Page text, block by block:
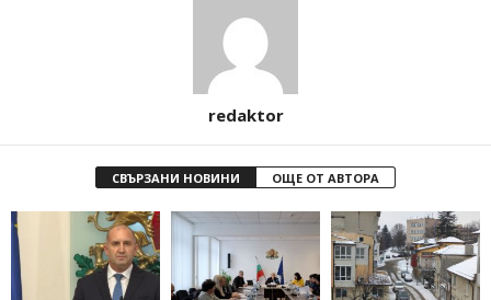
redaktor
СВЪРЗАНИ НОВИНИ ОЩЕ ОТ АВТОРА